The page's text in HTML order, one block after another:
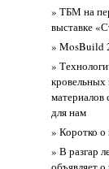
» ТБМ на
выставке
» MosBuild
»
материалов
для нам
» Коротко о
» В разгар